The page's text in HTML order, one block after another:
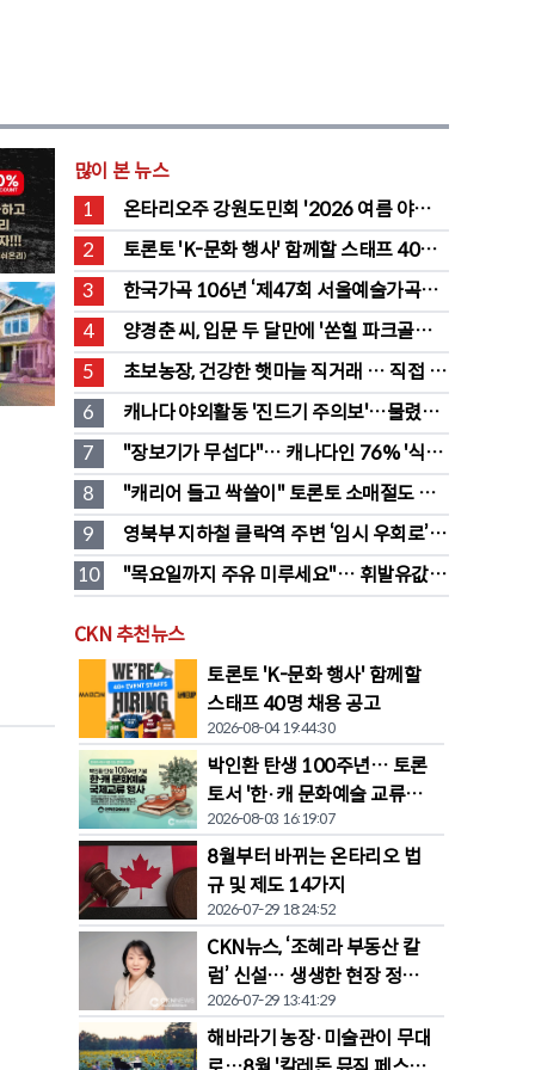
많이 본 뉴스
1
온타리오주 강원도민회 '2026 여름 야유
회' 성료
2
토론토 'K-문화 행사' 함께할 스태프 40명
채용 공고
3
한국가곡 106년 ‘제47회 서울예술가곡제’
2회차 무대 성황
4
양경춘 씨, 입문 두 달만에 '쏜힐 파크골프'
첫 홀인원 주인공
5
초보농장, 건강한 햇마늘 직거래 … 직접 만
든 전통 장류도 판매
6
캐나다 야외활동 '진드기 주의보'…물렸을
때 올바른 대처법은?
7
"장보기가 무섭다"… 캐나다인 76% '식료
품값이 가장 부담'
8
"캐리어 들고 싹쓸이" 토론토 소매절도
546명 검거…훔친 물건 재유통
9
영북부 지하철 클락역 주변 ‘임시 우회로’
전환… “영 스트리트 바뀐다”
10
"목요일까지 주유 미루세요"… 휘발유값
대폭 하락 예고
CKN 추천뉴스
토론토 'K-문화 행사' 함께할
스태프 40명 채용 공고
2026-08-04 19:44:30
박인환 탄생 100주년… 토론
토서 '한·캐 문화예술 교류전'
열린다
2026-08-03 16:19:07
8월부터 바뀌는 온타리오 법
규 및 제도 14가지
2026-07-29 18:24:52
CKN뉴스, ‘조혜라 부동산 칼
럼’ 신설… 생생한 현장 정보
공유
2026-07-29 13:41:29
해바라기 농장·미술관이 무대